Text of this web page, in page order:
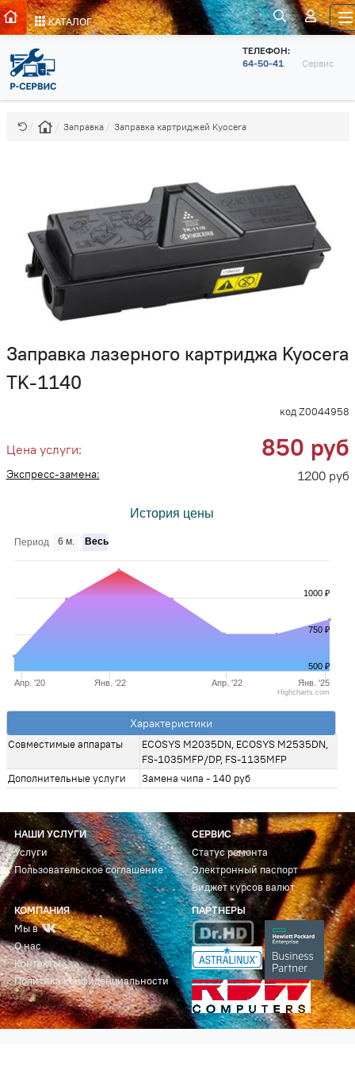
КАТАЛОГ
ТЕЛЕФОН:
64-50-41
Сервис
Заправка Заправка картриджей Kyocera
Заправка лазерного картриджа Kyocera
TK-1140
код Z0044958
Цена услуги: 850 руб
Экспресс-замена: 1200 руб
История цены
Апр. '20 Янв. '22 Апр. '22 Янв. '25
1000 ₽
500 ₽
750 ₽
Период 6 м. Весь
Highcharts.com
Характеристики
Совместимые аппараты
ECOSYS M2035DN, ECOSYS M2535DN,
FS-1035MFP/DP, FS-1135MFP
Дополнительные услуги
Замена чипа - 140 руб
НАШИ УСЛУГИ
Услуги
Пользовательское соглашение
СЕРВИС
Статус ремонта
Электронный паспорт
Виджет курсов валют
КОМПАНИЯ
Мы в
О нас
Контакты
Политика конфиденциальности
ПАРТНЕРЫ